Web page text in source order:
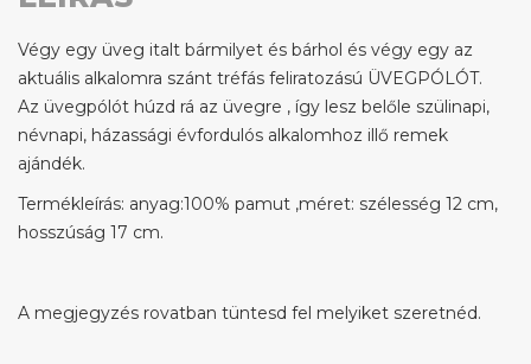
Végy egy üveg italt bármilyet és bárhol és végy egy az
aktuális alkalomra szánt tréfás feliratozású ÜVEGPÓLÓT.
Az üvegpólót húzd rá az üvegre , így lesz belőle szülinapi,
névnapi, házassági évfordulós alkalomhoz illő remek
ajándék.
Termékleírás: anyag:100% pamut ,méret: szélesség 12 cm,
hosszúság 17 cm.
A megjegyzés rovatban tüntesd fel melyiket szeretnéd.